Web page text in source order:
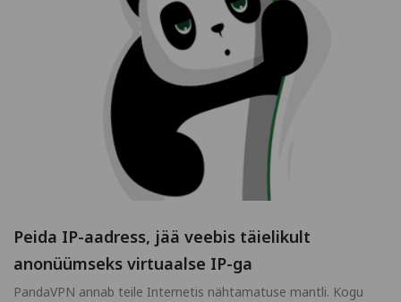
Peida IP-aadress, jää veebis täielikult
anonüümseks virtuaalse IP-ga
PandaVPN annab teile Internetis nähtamatuse mantli. Kogu